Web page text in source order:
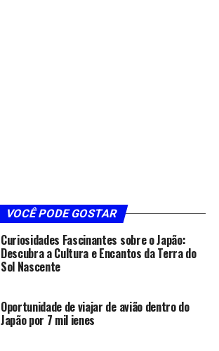
VOCÊ PODE GOSTAR
Curiosidades Fascinantes sobre o Japão:
Descubra a Cultura e Encantos da Terra do
Sol Nascente
Oportunidade de viajar de avião dentro do
Japão por 7 mil ienes